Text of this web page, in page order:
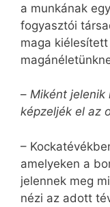
a munkának
fogyasztói
maga
– Miként jelenik
képzeljék el az
–
amelyeken a
jelennek meg
nézi az adott